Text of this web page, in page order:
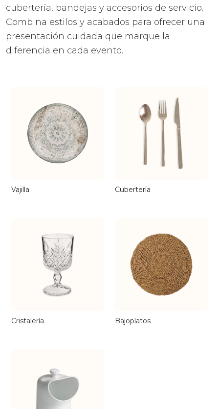
cubertería, bandejas y accesorios de servicio.
Combina estilos y acabados para ofrecer una
presentación cuidada que marque la
diferencia en cada evento.
Vajilla Cubertería
Cristalería Bajoplatos